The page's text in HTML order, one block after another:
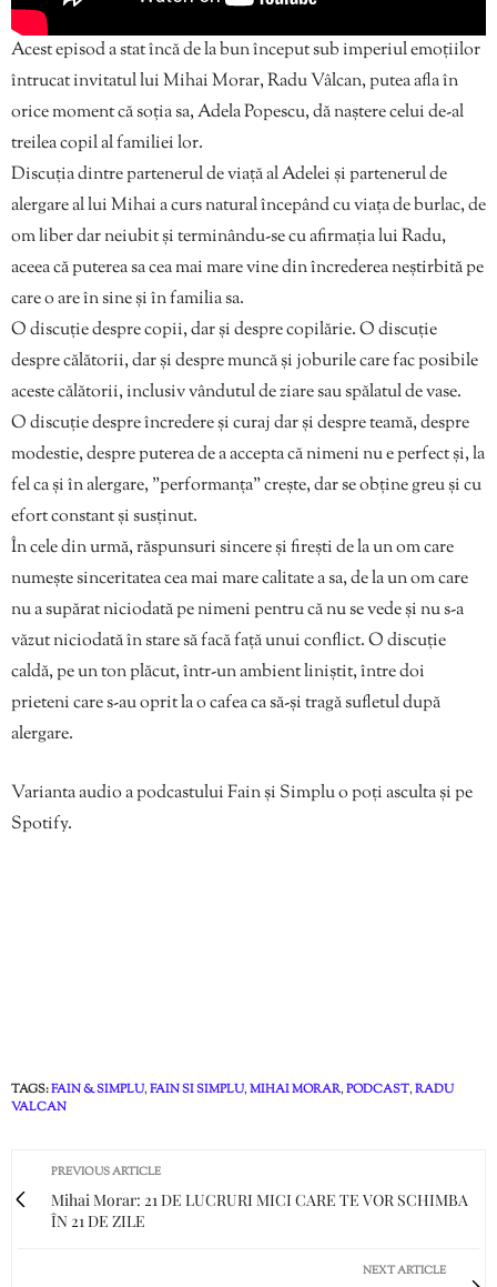
Acest episod a stat încă de la bun început sub imperiul emoțiilor
întrucat invitatul lui Mihai Morar, Radu Vâlcan, putea afla în
orice moment că soția sa, Adela Popescu, dă naștere celui de-al
treilea copil al familiei lor.
Discuția dintre partenerul de viață al Adelei și partenerul de
alergare al lui Mihai a curs natural începând cu viața de burlac, de
om liber dar neiubit și terminându-se cu afirmația lui Radu,
aceea că puterea sa cea mai mare vine din încrederea neștirbită pe
care o are în sine și în familia sa.
O discuție despre copii, dar și despre copilărie. O discuție
despre călătorii, dar și despre muncă și joburile care fac posibile
aceste călătorii, inclusiv vândutul de ziare sau spălatul de vase.
O discuție despre încredere și curaj dar și despre teamă, despre
modestie, despre puterea de a accepta că nimeni nu e perfect și, la
fel ca și în alergare, ”performanța” crește, dar se obține greu și cu
efort constant și susținut.
În cele din urmă, răspunsuri sincere și firești de la un om care
numește sinceritatea cea mai mare calitate a sa, de la un om care
nu a supărat niciodată pe nimeni pentru că nu se vede și nu s-a
văzut niciodată în stare să facă față unui conflict. O discuție
caldă, pe un ton plăcut, într-un ambient liniștit, între doi
prieteni care s-au oprit la o cafea ca să-și tragă sufletul după
alergare.
Varianta audio a podcastului Fain și Simplu o poți asculta și pe
Spotify.
TAGS:FAIN & SIMPLU,FAIN SI SIMPLU,MIHAI MORAR,PODCAST,RADU
VALCAN
PREVIOUS ARTICLE
Mihai Morar: 21 DE LUCRURI MICI CARE TE VOR SCHIMBA
ÎN 21 DE ZILE
NEXT ARTICLE